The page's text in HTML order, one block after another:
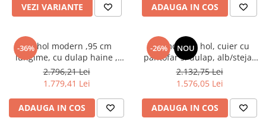
VEZI VARIANTE ADAUGA IN COS
-36%
Set hol modern ,95 cm
lungime, cu dulap haine ,
pantofar si panouri tapitate
stofa maro/ stejar sonoma,
Bortis
2.796,21 Lei
1.779,41 Lei
ADAUGA IN COS
-26% NOU
Set mobilier hol, cuier cu
pantofar si dulap, alb/stejar
sonoma, 190x140x40 cm,
Bortis Impex
2.132,75 Lei
1.576,05 Lei
ADAUGA IN COS